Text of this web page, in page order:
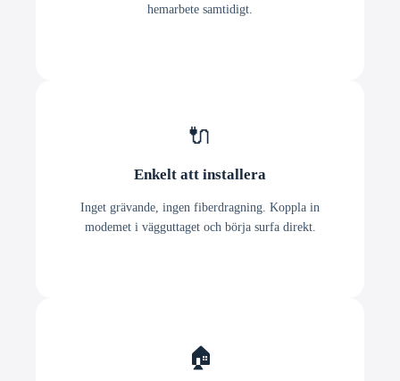
hemarbete samtidigt.
🔌
Enkelt att installera
Inget grävande, ingen fiberdragning. Koppla in
modemet i vägguttaget och börja surfa direkt.
🏠